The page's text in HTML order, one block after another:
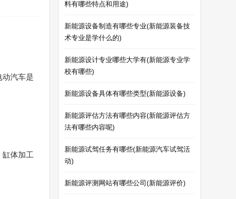
动汽车是
体加工
料有哪些特点和用途)
新能源设备制造有哪些专业(新能源装备技
术专业是学什么的)
新能源设计专业哪些大学有(新能源专业学
校有哪些)
新能源设备具体有哪些类型(新能源设备)
新能源评估方法有哪些内容(新能源评估方
法有哪些内容呢)
新能源试驾任务有哪些(新能源汽车试驾活
动)
新能源评测网站有哪些公司(新能源评价)